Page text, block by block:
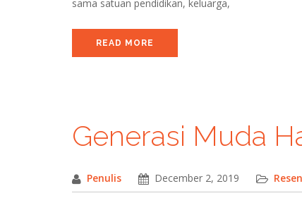
sama satuan pendidikan, keluarga,
READ MORE
Generasi Muda
Penulis December 2, 2019